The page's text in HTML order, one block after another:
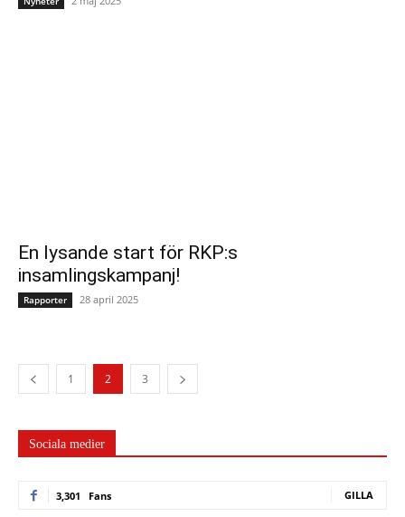
En lysande start för RKP:s
insamlingskampanj!
Rapporter 28 april 2025
1 2 3
Sociala medier
3,301 Fans GILLA